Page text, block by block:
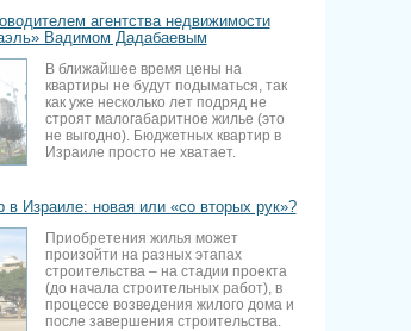
агентства недвижимости
Вадимом Дадабаевым
В ближайшее время цены на
квартиры не будут подыматься, так
как уже несколько лет подряд не
строят малогабаритное жилье (это
не выгодно). Бюджетных квартир в
Израиле просто не хватает.
в Израиле: новая или «со вторых рук»?
Приобретения жилья может
произойти на разных этапах
строительства – на стадии проекта
(до начала строительных работ), в
процессе возведения жилого дома и
после завершения строительства.